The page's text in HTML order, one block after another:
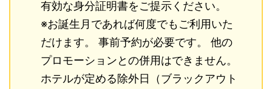
有効な身分証明書をご提示ください。
※お誕生月であれば何度でもご利用いた
だけます。 事前予約が必要です。 他の
プロモーションとの併用はできません。
ホテルが定める除外日（ブラックアウト